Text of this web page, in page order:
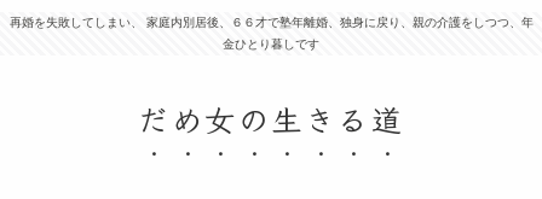
再婚を失敗してしまい、 家庭内別居後、６６才で塾年離婚、独身に戻り、親の介護をしつつ、年
金ひとり暮しです
だめ女の生きる道